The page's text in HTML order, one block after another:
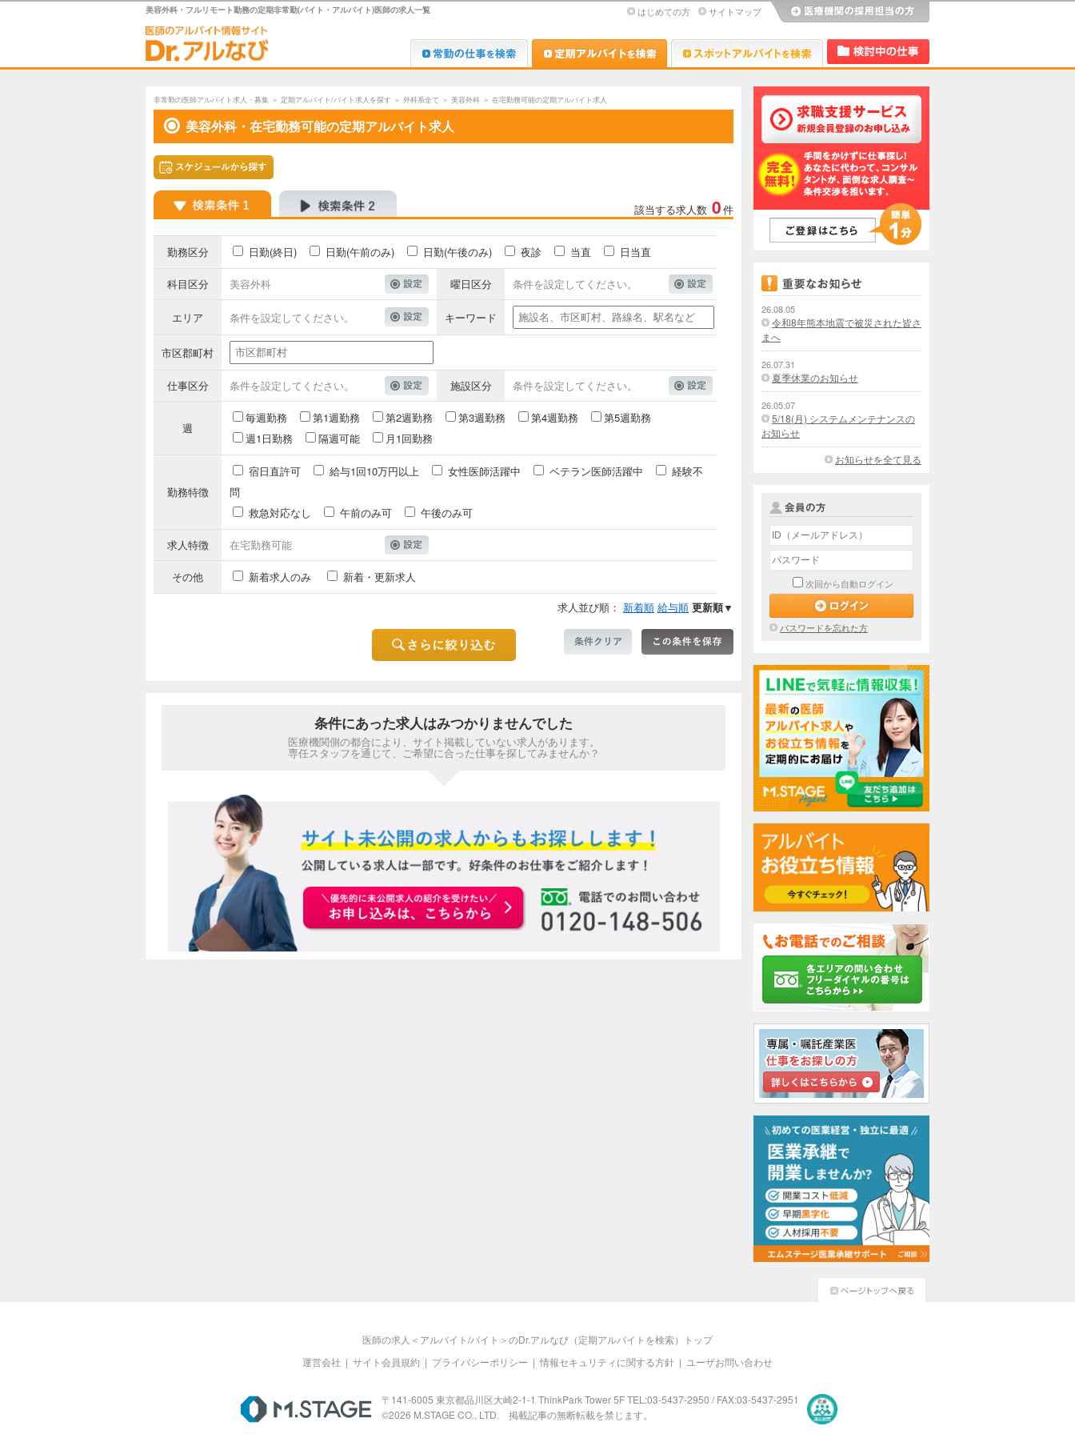
美容外科・フルリモート勤務の定期非常勤(バイト・アルバイト)医師の求人一覧 はじめての方 サイトマップ
Dr.転職なび Dr.アルなび Dr.アルなび
非常勤の医師アルバイト求人・募集 ＞ 定期アルバイト/バイト求人を探す ＞ 外科系全て ＞ 美容外科 ＞ 在宅勤務可能の定期アルバイト求人
美容外科・在宅勤務可能の定期アルバイト求人
該当する求人数 0件
勤務区分 日勤(終日) 日勤(午前のみ) 日勤(午後のみ) 夜診 当直 日当直
科目区分 美容外科 曜日区分 条件を設定してください。
エリア 条件を設定してください。 キーワード
市区郡町村
仕事区分 条件を設定してください。 施設区分 条件を設定してください。
週
毎週勤務 第1週勤務 第2週勤務 第3週勤務 第4週勤務
第5週勤務
週1日勤務
隔週可能 月1回勤務
勤務特徴
宿日直許可 給与1回10万円以上 女性医師活躍中 ベテラン医師活躍中
経験不
問
救急対応なし
午前のみ可 午後のみ可
求人特徴 在宅勤務可能
その他 新着求人のみ
新着・更新求人
求人並び順： 新着順 給与順 更新順▼
条件にあった求人はみつかりませんでした
医療機関側の都合により、サイト掲載していない求人があります。
専任スタッフを通じて、ご希望に合った仕事を探してみませんか？
お申込みはこちらから
26.08.05
令和8年熊本地震で被災された皆さ
まへ
26.07.31
夏季休業のお知らせ
26.05.07
5/18(月) システムメンテナンスの
お知らせ
お知らせを全て見る
次回から自動ログイン
パスワードを忘れた方
医師の求人＜アルバイト/バイト＞のDr.アルなび（定期アルバイトを検索）トップ
運営会社 | サイト会員規約 | プライバシーポリシー | 情報セキュリティに関する方針 | ユーザお問い合わせ
M.STAGE
〒141-6005 東京都品川区大崎2-1-1 ThinkPark Tower 5F TEL:03-5437-2950 / FAX:03-5437-2951
©2026 M.STAGE CO., LTD. 掲載記事の無断転載を禁じます。